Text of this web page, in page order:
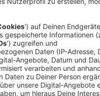
die Mannschaft aus
Abend in Düsseldorf
18.01.2022 16:36